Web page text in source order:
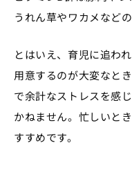
うれん草やワカメなど
とはいえ、育児に追わ
用意するのが大変なと
で余計なストレスを感
かねません。忙しいと
すすめです。